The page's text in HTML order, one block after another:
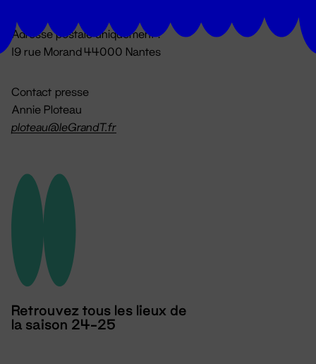
Adresse postale uniquement :
19 rue Morand 44000 Nantes
Contact presse
Annie Ploteau
ploteau@leGrandT.fr
Retrouvez tous les lieux de
la saison 24-25